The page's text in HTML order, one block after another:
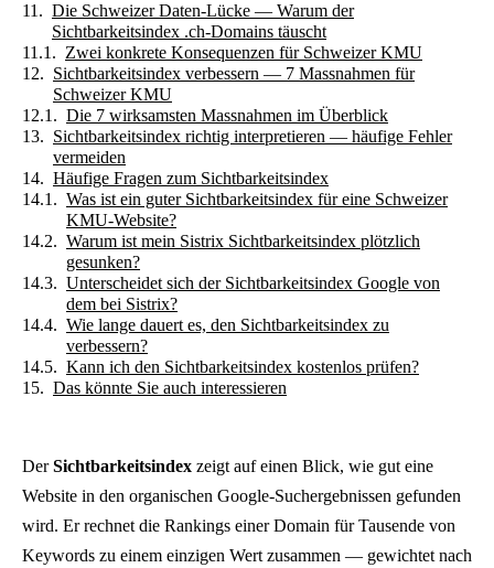
Die Schweizer Daten-Lücke — Warum der
Sichtbarkeitsindex .ch-Domains täuscht
Zwei konkrete Konsequenzen für Schweizer KMU
Sichtbarkeitsindex verbessern — 7 Massnahmen für
Schweizer KMU
Die 7 wirksamsten Massnahmen im Überblick
Sichtbarkeitsindex richtig interpretieren — häufige Fehler
vermeiden
Häufige Fragen zum Sichtbarkeitsindex
Was ist ein guter Sichtbarkeitsindex für eine Schweizer
KMU-Website?
Warum ist mein Sistrix Sichtbarkeitsindex plötzlich
gesunken?
Unterscheidet sich der Sichtbarkeitsindex Google von
dem bei Sistrix?
Wie lange dauert es, den Sichtbarkeitsindex zu
verbessern?
Kann ich den Sichtbarkeitsindex kostenlos prüfen?
Das könnte Sie auch interessieren
DerSichtbarkeitsindex zeigt auf einen Blick, wie gut eine
Website in den organischen Google-Suchergebnissen gefunden
wird. Er rechnet die Rankings einer Domain für Tausende von
Keywords zu einem einzigen Wert zusammen — gewichtet nach